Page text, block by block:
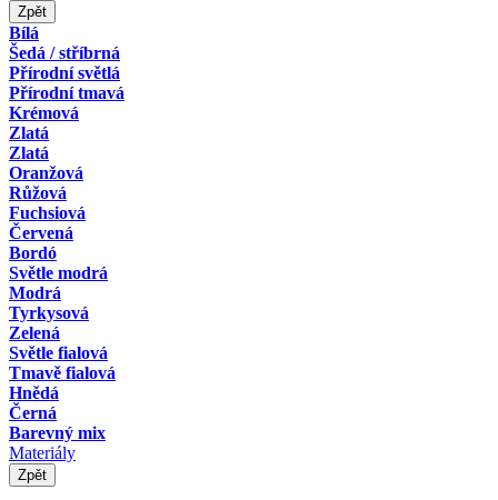
Zpět
Bílá
Šedá / stříbrná
Přírodní světlá
Přírodní tmavá
Krémová
Zlatá
Zlatá
Oranžová
Růžová
Fuchsiová
Červená
Bordó
Světle modrá
Modrá
Tyrkysová
Zelená
Světle fialová
Tmavě fialová
Hnědá
Černá
Barevný mix
Materiály
Zpět